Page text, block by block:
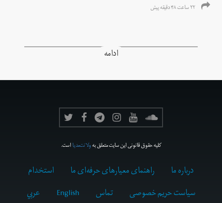
۲۲ ساعت ۴۸ دقیقه پیش
ادامه
کلیه حقوق قانونی این سایت متعلق بهولانت‌مدیااست.
درباره ما راهنمای معیارهای حرفه‌ای ما
استخدام
سیاست حریم خصوصی
تماس English عربي